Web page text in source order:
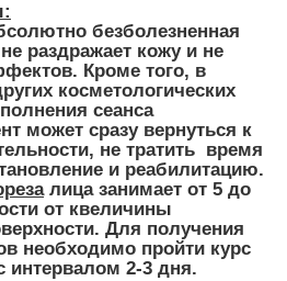
безболезненная
раздражает кожу и не
Кроме того, в
косметологических
сеанса
может сразу вернуться к
не тратить время
и реабилитацию.
лица занимает от 5 до
от квеличины
Для получения
необходимо пройти курс
интервалом 2-3 дня.